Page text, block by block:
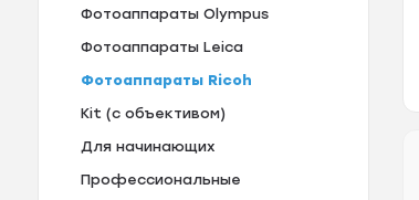
Фотоаппараты Olympus
Фотоаппараты Leica
Фотоаппараты Ricoh
Kit (с объективом)
Для начинающих
Профессиональные